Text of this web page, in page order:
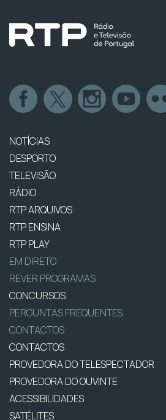
NOTÍCIAS
DESPORTO
TELEVISÃO
RÁDIO
RTP ARQUIVOS
RTP ENSINA
RTP PLAY
EM DIRETO
REVER PROGRAMAS
CONCURSOS
PERGUNTAS FREQUENTES
CONTACTOS
CONTACTOS
PROVEDORA DO TELESPECTADOR
PROVEDORA DO OUVINTE
ACESSIBILIDADES
SATÉLITES